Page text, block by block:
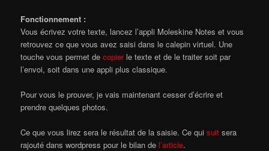
Fonctionnement :
Vous écrivez votre texte, lancez l’appli Moleskine Notes et vous
retrouvez ce que vous avez saisi dans le calepin virtuel. Une
touche vous permet decopierle texte et de le traiter soit par
l’envoi, soit dans une appli plus classique.
Pour vous le prouver, je vais maintenant cesser d’écrire et
prendre quelques photos.
Ce que vous lirez sera le résultat de la saisie. Ce quisuit sera
rajouté dans wordpress pour le bilan del’article.